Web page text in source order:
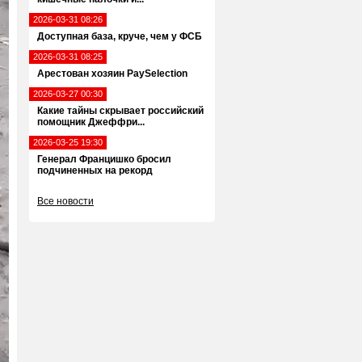
2026-03-31 08:26
Доступная база, круче, чем у ФСБ
2026-03-31 08:25
Арестован хозяин PaySelection
2026-03-27 00:30
Какие тайны скрывает российский
помощник Джеффри...
2026-03-25 19:30
Генерал Францишко бросил
подчиненных на рекорд
Все новости